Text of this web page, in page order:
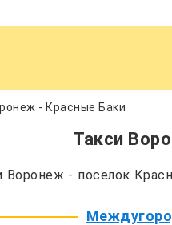
- Красные Баки
Такси
- поселок